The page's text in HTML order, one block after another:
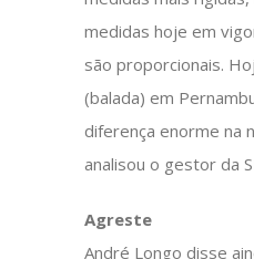
medidas hoje em
são proporcionais.
(balada) em
diferença enorme na
analisou o gestor da
Agreste
André Longo disse